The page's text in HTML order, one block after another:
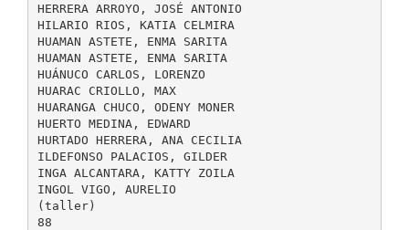
HERRERA ARROYO, JOSÉ ANTONIO
HILARIO RIOS, KATIA CELMIRA
HUAMAN ASTETE, ENMA SARITA
HUAMAN ASTETE, ENMA SARITA
HUÁNUCO CARLOS, LORENZO
HUARAC CRIOLLO, MAX
HUARANGA CHUCO, ODENY MONER
HUERTO MEDINA, EDWARD
HURTADO HERRERA, ANA CECILIA
ILDEFONSO PALACIOS, GILDER
INGA ALCANTARA, KATTY ZOILA
INGOL VIGO, AURELIO
(taller)
88